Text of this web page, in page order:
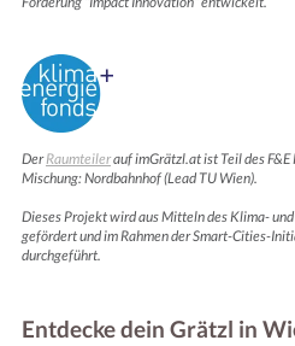
DerRaumteilerauf imGrätzl.at ist Teil des
Mischung: Nordbahnhof (Lead TU Wien).
Dieses Projekt wird aus Mitteln des Klima-
gefördert und im Rahmen der Smart-Cities-
durchgeführt.
Entdecke dein Grätzl in